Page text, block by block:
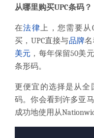
从哪里购买UPC条码？
在法律上，您需要从
买，UPC直接与品牌
美元 ，每年保留50美
条形码。
更便宜的选择是从全
码。你会看到许多亚
成功地使用从